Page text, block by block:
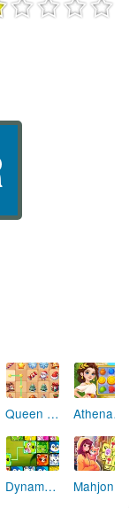
Queen of Mahjong Athena Match
Dynamons Connect